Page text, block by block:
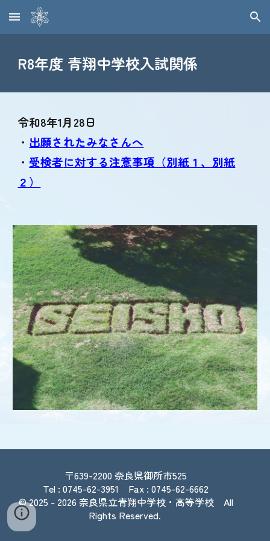
Skip to main content Skip to navigation
R8年度 青翔中学校入試関係
令和8年1月28日
・ 出願されたみなさんへ
・ 受検者に対する注意事項（別紙１、別紙
２）
〒639-2200奈良県御所市525
Tel : 0745-62-3951 Fax : 0745-62-6662
© 2025 - 2026 奈良県立青翔中学校・高等学校 All
Rights Reserved.